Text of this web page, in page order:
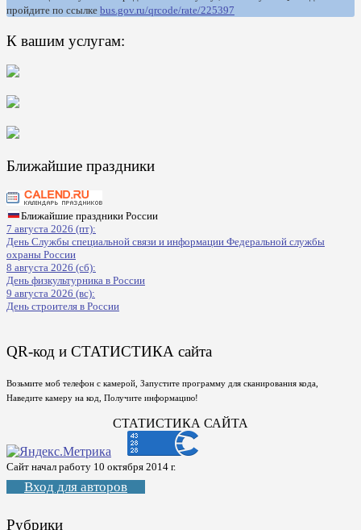
пройдите по ссылке bus.gov.ru/qrcode/rate/225397
К вашим услугам:
Ближайшие праздники
Ближайшие праздники России
7 августа 2026 (пт):
День Службы специальной связи и информации Федеральной службы
охраны России
8 августа 2026 (сб):
День физкультурника в России
9 августа 2026 (вс):
День строителя в России
QR-код и СТАТИСТИКА сайта
Возьмите моб телефон с камерой, Запустите программу для сканирования кода,
Наведите камеру на код, Получите информацию!
СТАТИСТИКА САЙТА
Сайт начал работу 10 октября 2014 г.
Вход для авторов
Рубрики